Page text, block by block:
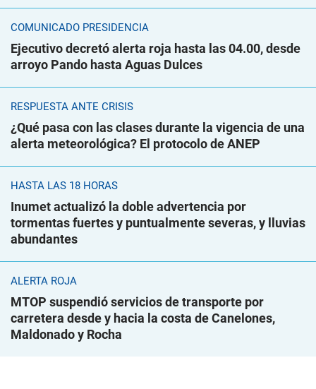
COMUNICADO PRESIDENCIA
Ejecutivo decretó alerta roja hasta las 04.00, desde
arroyo Pando hasta Aguas Dulces
RESPUESTA ANTE CRISIS
¿Qué pasa con las clases durante la vigencia de una
alerta meteorológica? El protocolo de ANEP
HASTA LAS 18 HORAS
Inumet actualizó la doble advertencia por
tormentas fuertes y puntualmente severas, y lluvias
abundantes
ALERTA ROJA
MTOP suspendió servicios de transporte por
carretera desde y hacia la costa de Canelones,
Maldonado y Rocha